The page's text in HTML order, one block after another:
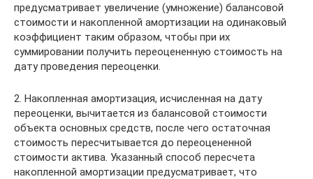
предусматривает увеличение (умножение) балансовой
стоимости и накопленной амортизации на одинаковый
коэффициент таким образом, чтобы при их
суммировании получить переоцененную стоимость на
дату проведения переоценки.
2. Накопленная амортизация, исчисленная на дату
переоценки, вычитается из балансовой стоимости
объекта основных средств, после чего остаточная
стоимость пересчитывается до переоцененной
стоимости актива. Указанный способ пересчета
накопленной амортизации предусматривает, что